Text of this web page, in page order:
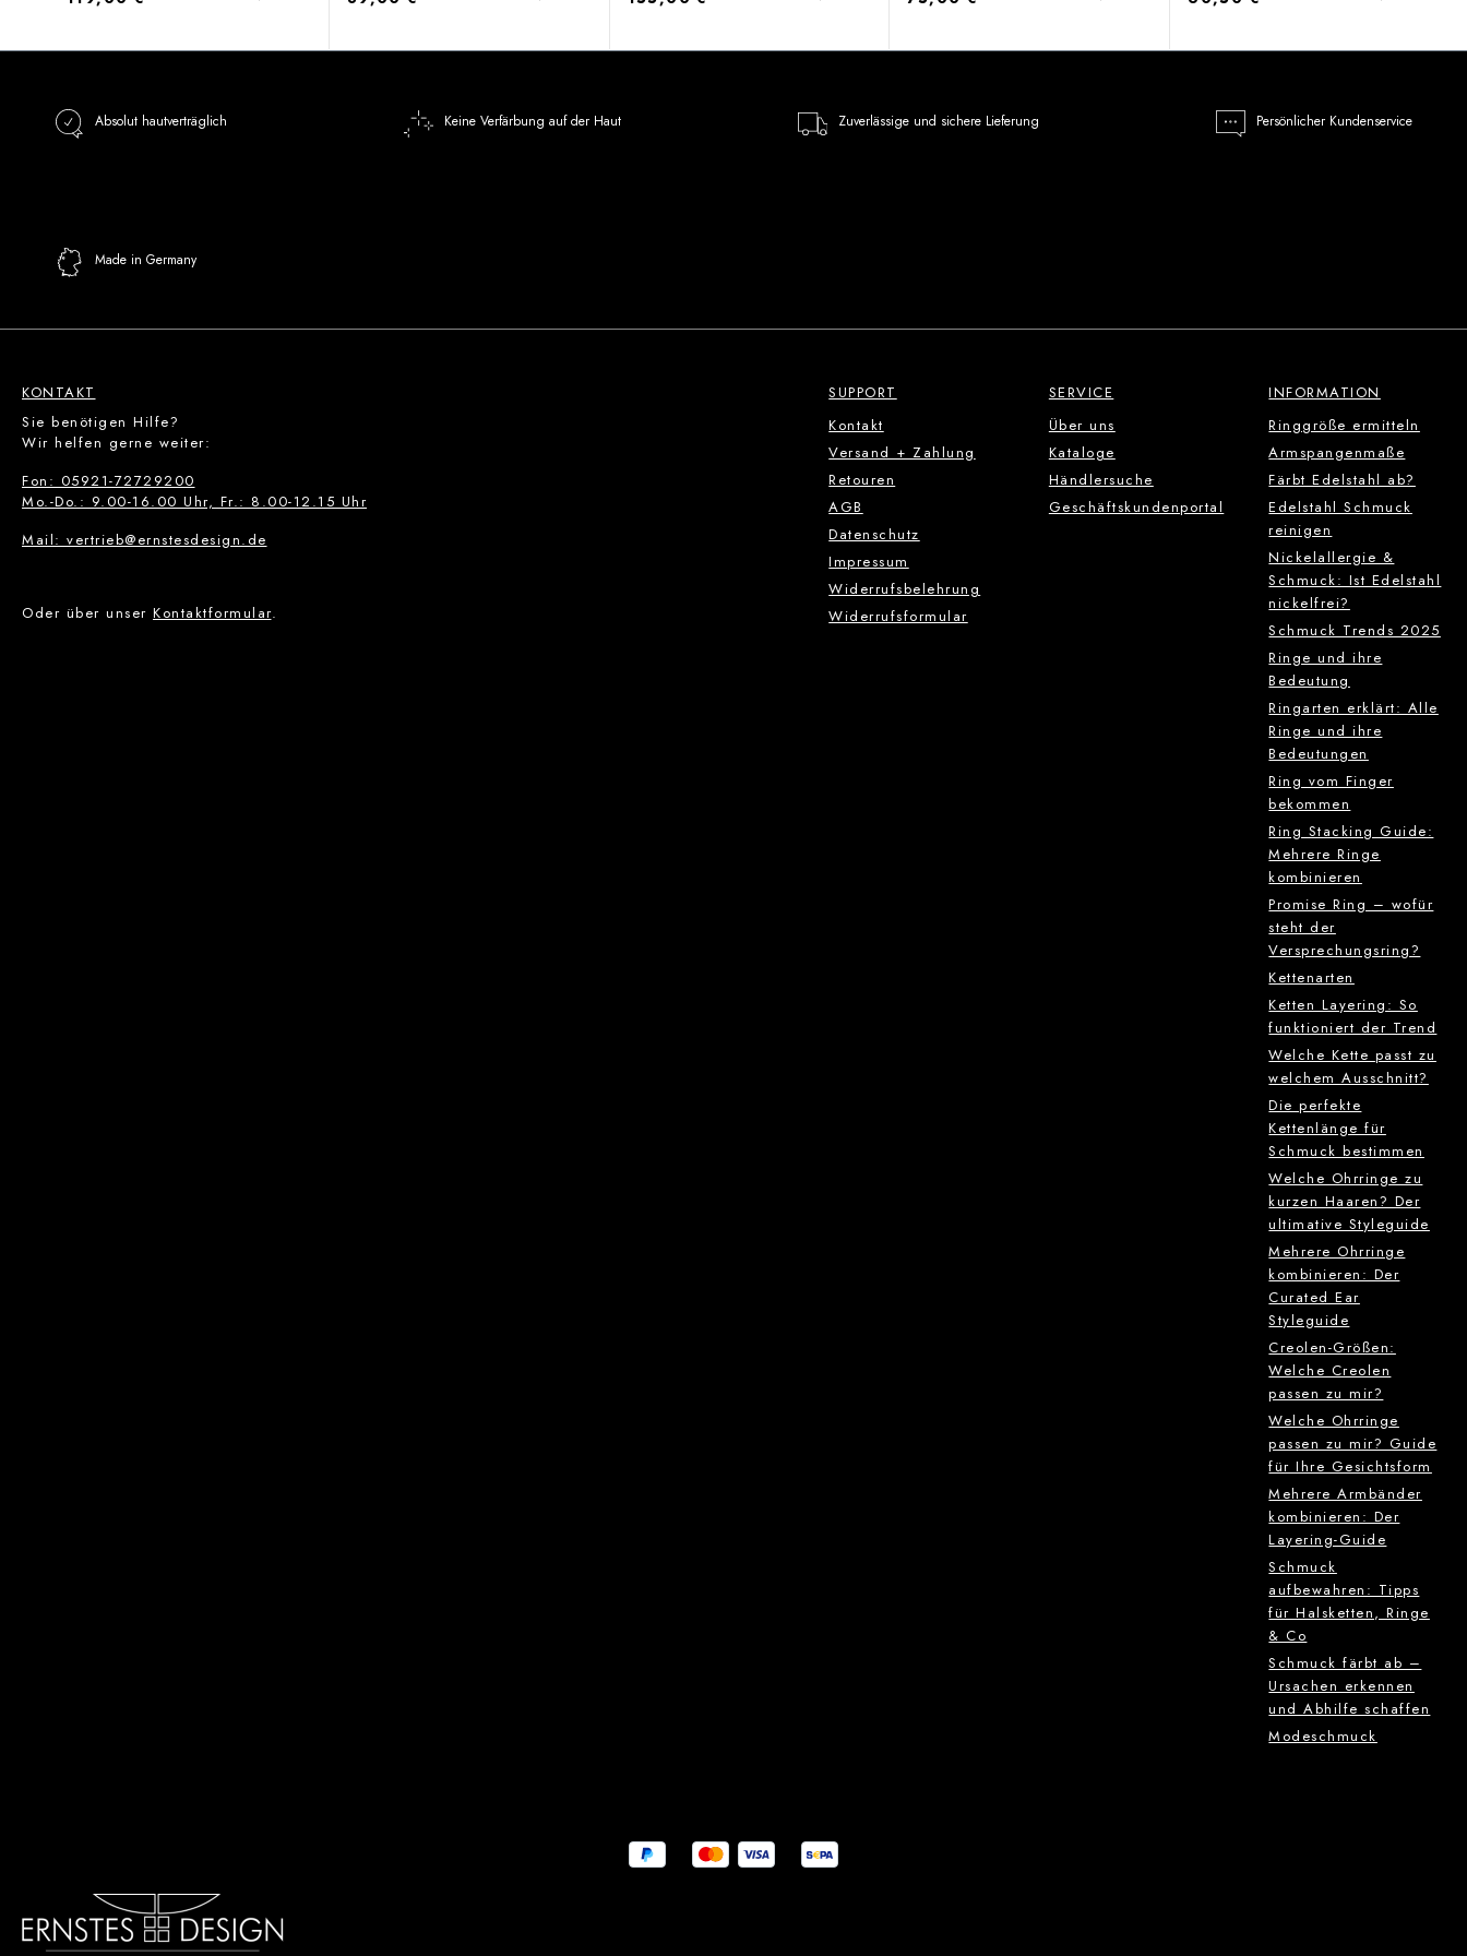
Absolut hautverträglich Keine Verfärbung auf der Haut Zuverlässige und sichere Lieferung Persönlicher Kundenservice
Made in Germany
KONTAKT
Sie benötigen Hilfe?
Wir helfen gerne weiter:
Fon: 05921-72729200
Mo.-Do.: 9.00-16.00 Uhr, Fr.: 8.00-12.15 Uhr
Mail: vertrieb@ernstesdesign.de
Oder über unser Kontaktformular.
SUPPORT
Kontakt
Versand + Zahlung
Retouren
AGB
Datenschutz
Impressum
Widerrufsbelehrung
Widerrufsformular
SERVICE
Über uns
Kataloge
Händlersuche
Geschäftskundenportal
INFORMATION
Ringgröße ermitteln
Armspangenmaße
Färbt Edelstahl ab?
Edelstahl Schmuck
reinigen
Nickelallergie &
Schmuck: Ist Edelstahl
nickelfrei?
Schmuck Trends 2025
Ringe und ihre
Bedeutung
Ringarten erklärt: Alle
Ringe und ihre
Bedeutungen
Ring vom Finger
bekommen
Ring Stacking Guide:
Mehrere Ringe
kombinieren
Promise Ring – wofür
steht der
Versprechungsring?
Kettenarten
Ketten Layering: So
funktioniert der Trend
Welche Kette passt zu
welchem Ausschnitt?
Die perfekte
Kettenlänge für
Schmuck bestimmen
Welche Ohrringe zu
kurzen Haaren? Der
ultimative Styleguide
Mehrere Ohrringe
kombinieren: Der
Curated Ear
Styleguide
Creolen-Größen:
Welche Creolen
passen zu mir?
Welche Ohrringe
passen zu mir? Guide
für Ihre Gesichtsform
Mehrere Armbänder
kombinieren: Der
Layering-Guide
Schmuck
aufbewahren: Tipps
für Halsketten, Ringe
& Co
Schmuck färbt ab –
Ursachen erkennen
und Abhilfe schaffen
Modeschmuck